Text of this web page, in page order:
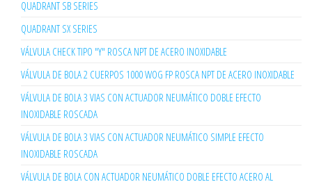
QUADRANT SB SERIES
QUADRANT SX SERIES
VÁLVULA CHECK TIPO "Y" ROSCA NPT DE ACERO INOXIDABLE
VÁLVULA DE BOLA 2 CUERPOS 1000 WOG FP ROSCA NPT DE ACERO INOXIDABLE
VÁLVULA DE BOLA 3 VIAS CON ACTUADOR NEUMÁTICO DOBLE EFECTO
INOXIDABLE ROSCADA
VÁLVULA DE BOLA 3 VIAS CON ACTUADOR NEUMÁTICO SIMPLE EFECTO
INOXIDABLE ROSCADA
VÁLVULA DE BOLA CON ACTUADOR NEUMÁTICO DOBLE EFECTO ACERO AL